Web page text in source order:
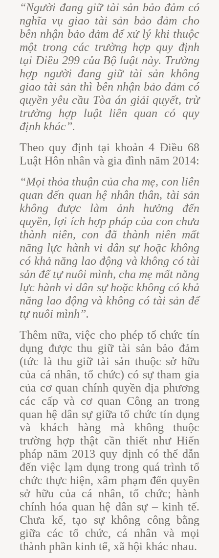
“Người đang giữ tài sản bảo đảm có
nghĩa vụ giao tài sản bảo đảm cho
bên nhận bảo đảm để xử lý khi thuộc
một trong các trường hợp quy định
tại Điều 299 của Bộ luật này. Trường
hợp người đang giữ tài sản không
giao tài sản thì bên nhận bảo đảm có
quyền yêu cầu Tòa án giải quyết, trừ
trường hợp luật liên quan có quy
định khác”.
Theo quy định tại khoản 4 Điều 68
Luật Hôn nhân và gia đình năm 2014:
“Mọi thỏa thuận của cha mẹ, con liên
quan đến quan hệ nhân thân, tài sản
không được làm ảnh hưởng đến
quyền, lợi ích hợp pháp của con chưa
thành niên, con đã thành niên mất
năng lực hành vi dân sự hoặc không
có khả năng lao động và không có tài
sản để tự nuôi mình, cha mẹ mất năng
lực hành vi dân sự hoặc không có khả
năng lao động và không có tài sản để
tự nuôi mình”.
Thêm nữa, việc cho phép tổ chức tín
dụng được thu giữ tài sản bảo đảm
(tức là thu giữ tài sản thuộc sở hữu
của cá nhân, tổ chức) có sự tham gia
của cơ quan chính quyền địa phương
các cấp và cơ quan Công an trong
quan hệ dân sự giữa tổ chức tín dụng
và khách hàng mà không thuộc
trường hợp thật cần thiết như Hiến
pháp năm 2013 quy định có thể dẫn
đến việc lạm dụng trong quá trình tổ
chức thực hiện, xâm phạm đến quyền
sở hữu của cá nhân, tổ chức; hành
chính hóa quan hệ dân sự – kinh tế.
Chưa kể, tạo sự không công bằng
giữa các tổ chức, cá nhân và mọi
thành phần kinh tế, xã hội khác nhau.